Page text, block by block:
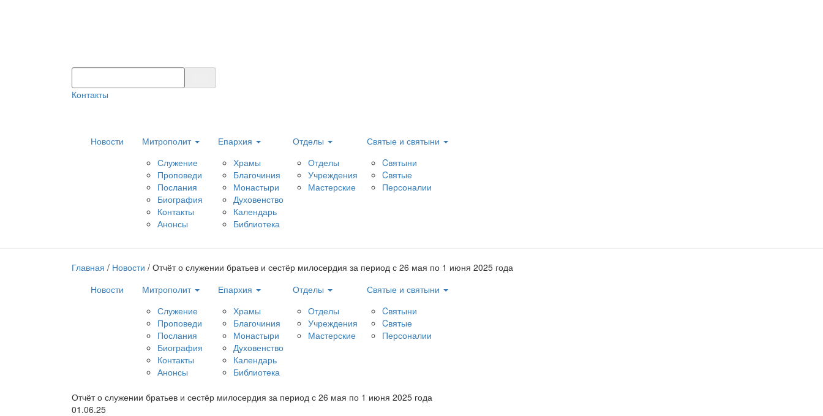
Контакты
Новости
Митрополит
Служение
Проповеди
Послания
Биография
Контакты
Анонсы
Епархия
Храмы
Благочиния
Монастыри
Духовенство
Календарь
Библиотека
Отделы
Отделы
Учреждения
Мастерские
Святые и святыни
Cвятыни
Cвятые
Персоналии
Главная / Новости / Отчёт о служении братьев и сестёр милосердия за период с 26 мая по 1 июня 2025 года
Новости
Митрополит
Служение
Проповеди
Послания
Биография
Контакты
Анонсы
Епархия
Храмы
Благочиния
Монастыри
Духовенство
Календарь
Библиотека
Отделы
Отделы
Учреждения
Мастерские
Святые и святыни
Cвятыни
Cвятые
Персоналии
Отчёт о служении братьев и сестёр милосердия за период с 26 мая по 1 июня 2025 года
01.06.25